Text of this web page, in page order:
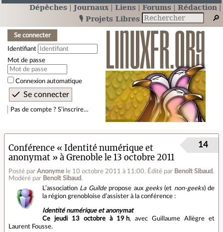
Dépêches Journaux Liens Forums
Rédaction
🎙️ Projets Libres
Se connecter
Identifiant
Mot de passe
Connexion automatique
Pas de compte ? S’inscrire…
Conférence « Identité numérique et
anonymat » à Grenoble le 13 octobre 2011
Posté par Anonyme le 10 octobre 2011 à 11:00. Édité par Benoît Sibaud.
Modéré par Benoît Sibaud.
14
L’association La Guildepropose aux geeks(et non‐geeks) de
la région grenobloise d’assister à la conférence :
Identité numérique et anonymat
Ce jeudi 13 octobre à 19 h, avec Guillaume Allègre et
Laurent Fousse.